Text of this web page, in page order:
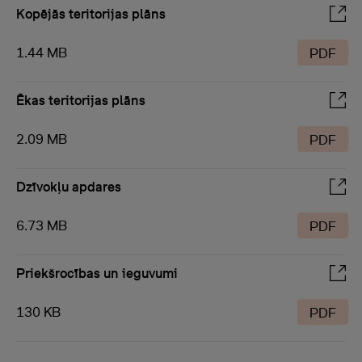
Kopējās teritorijas plāns
1.44 MB PDF
Ēkas teritorijas plāns
2.09 MB PDF
Dzīvokļu apdares
6.73 MB PDF
Priekšrocības un ieguvumi
130 KB PDF